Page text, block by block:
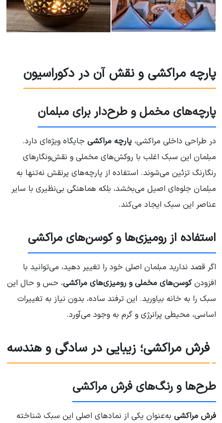
پارچه مراکشی و نقش آن در دکوراسیون
پارچه‌های مخمل و طرح‌دار برای مبلمان
در طراحی داخلی مراکشی، پارچه مراکشی جایگاه ویژه‌ای دارد.
مبلمان این سبک اغلب با روکش‌های مخملی و نقش‌ونگارهای
رنگارنگ تزئین می‌شوند. استفاده از پارچه‌های پرنقش نه‌تنها به
مبلمان جلوه‌ای اصیل می‌بخشد، بلکه هماهنگی بی‌نظیری با سایر
عناصر این سبک ایجاد می‌کند.
استفاده از رومیزی‌ها و کوسن‌های مراکشی
اگر قصد ندارید مبلمان اصلی خود را تغییر دهید، می‌توانید با
افزودنکوسن‌های مخملی و رومیزی‌های مراکشی، حس و حال این
سبک را به خانه بیاورید. این ترفند ساده، بدون نیاز به تغییرات
اساسی، محیطی پرانرژی و گرم به وجود می‌آورد.
فرش مراکشی؛ زیبایی در سادگی و هندسه
طرح‌ها و رنگ‌های فرش مراکشی
فرش مراکشی به‌عنوان یکی از نمادهای اصلی این سبک شناخته